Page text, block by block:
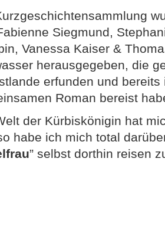
Siegmund,
Vanessa Kaiser &
herausgegeben, die
erfunden und bereits
Roman bereist
der Kürbiskönigin hat
habe ich mich total
” selbst dorthin reisen